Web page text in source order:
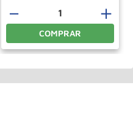
＋
－
COMPRAR